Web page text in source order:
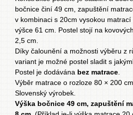
bočnice činí 49 cm, zapuštění
v kombinaci s 20cm vysokou
výšce 61 cm. Postel stojí na
2,5 cm.
Díky čalounění a možnosti výběru z
variant je možné postel sladit s
Postel je dodávána bez matrace
Výběr matrace o rozloze 80 × 200 cm.
Slovenský výrobek.
Výška bočnice 49 cm, zapuštění